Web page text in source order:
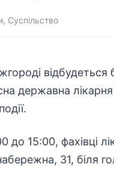
, Суспільство
відбудеться
державна
до 15:00, фахівці
31, біля